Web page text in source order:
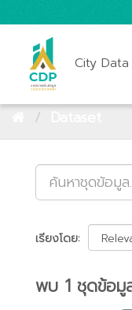
City
เรียงโดย
พบ 1 ชุดข้อมู